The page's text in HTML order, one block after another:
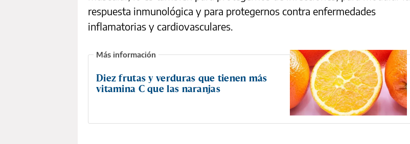
respuesta inmunológica y para protegernos contra enfermedades
inflamatorias y cardiovasculares.
Diez frutas y verduras que tienen más
vitamina C que las naranjas